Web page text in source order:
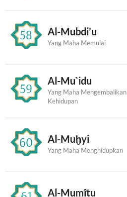
58 Al-Mubdi’u
Yang Maha Memulai
59 Al-Mu`idu
Yang Maha Mengembalikan
Kehidupan
60 Al-Muḫyi
Yang Maha Menghidupkan
Al-Mumîtu